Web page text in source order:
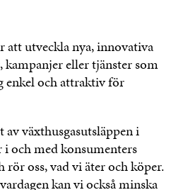
att utveckla nya, innovativa
kampanjer eller tjänster som
enkel och attraktiv för
växthusgasutsläppen i
och med konsumenters
oss, vad vi äter och köper.
kan vi också minska